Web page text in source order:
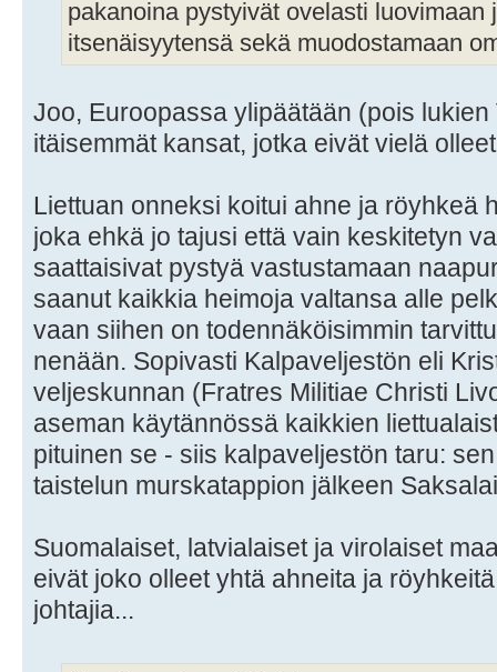
pakanoina pystyivät ovelasti luovimaan
itsenäisyytensä sekä muodostamaan
Joo, Euroopassa ylipäätään (pois lukien
itäisemmät kansat, jotka eivät vielä
Liettuan onneksi koitui ahne ja röyhkeä
joka ehkä jo tajusi että vain keskitetyn
saattaisivat pystyä vastustamaan
saanut kaikkia heimoja valtansa alle
vaan siihen on todennäköisimmin
nenään. Sopivasti Kalpaveljestön eli
veljeskunnan (Fratres Militiae Christi
aseman käytännössä kaikkien
pituinen se - siis kalpaveljestön taru:
taistelun murskatappion jälkeen
Suomalaiset, latvialaiset ja virolaiset
eivät joko olleet yhtä ahneita ja
johtajia...